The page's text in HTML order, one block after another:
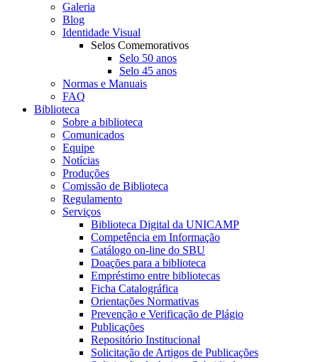
Galeria
Blog
Identidade Visual
Selos Comemorativos
Selo 50 anos
Selo 45 anos
Normas e Manuais
FAQ
Biblioteca
Sobre a biblioteca
Comunicados
Equipe
Notícias
Produções
Comissão de Biblioteca
Regulamento
Serviços
Biblioteca Digital da UNICAMP
Competência em Informação
Catálogo on-line do SBU
Doações para a biblioteca
Empréstimo entre bibliotecas
Ficha Catalográfica
Orientações Normativas
Prevenção e Verificação de Plágio
Publicações
Repositório Institucional
Solicitação de Artigos de Publicações